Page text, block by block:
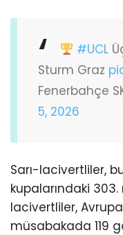
#UCL
Sturm Graz
Fenerbahçe
5, 2026
Sarı-lacivertliler,
kupalarındaki 303.
lacivertliler, Avrupa
müsabakada 119